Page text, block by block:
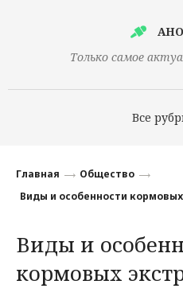
Только самое
Все
Финансы
Наука
Культура
Главная
Общество
Виды и особенности
Виды и
кормовых